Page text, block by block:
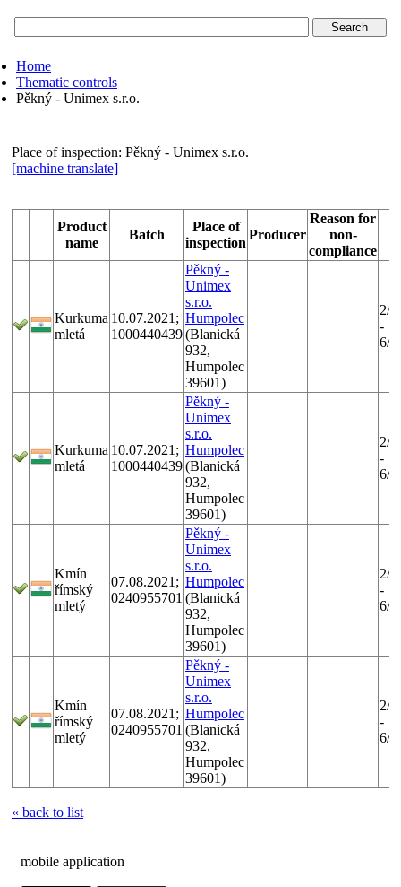
food
inspection
authority
Home
Thematic controls
Pěkný - Unimex s.r.o.
Place of inspection: Pěkný - Unimex s.r.o.
[machine translate]
Product
name
Batch
Place of
inspection
Producer
Reason for
non-
compliance
Kurkuma
mletá
10.07.2021;
1000440439
Pěkný -
Unimex
s.r.o.
Humpolec
(Blanická
932,
Humpolec
39601)
2/
-
6/
Kurkuma
mletá
10.07.2021;
1000440439
Pěkný -
Unimex
s.r.o.
Humpolec
(Blanická
932,
Humpolec
39601)
2/
-
6/
Kmín
římský
mletý
07.08.2021;
0240955701
Pěkný -
Unimex
s.r.o.
Humpolec
(Blanická
932,
Humpolec
39601)
2/
-
6/
Kmín
římský
mletý
07.08.2021;
0240955701
Pěkný -
Unimex
s.r.o.
Humpolec
(Blanická
932,
Humpolec
39601)
2/
-
6/
« back to list
mobile application